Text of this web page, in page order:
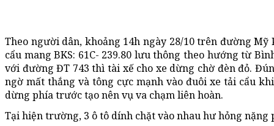
Theo người dân, khoảng 14h ngày 28/10 trên đường
cẩu mang BKS: 61C- 239.80 lưu thông theo hướng từ
với đường ĐT 743 thì tài xế cho xe dừng chờ đèn đỏ.
ngờ mất thắng và tông cực mạnh vào đuôi xe tải cẩu
dừng phía trước tạo nên vụ va chạm liên hoàn.
Tại hiện trường, 3 ô tô dính chặt vào nhau hư hỏng nặng